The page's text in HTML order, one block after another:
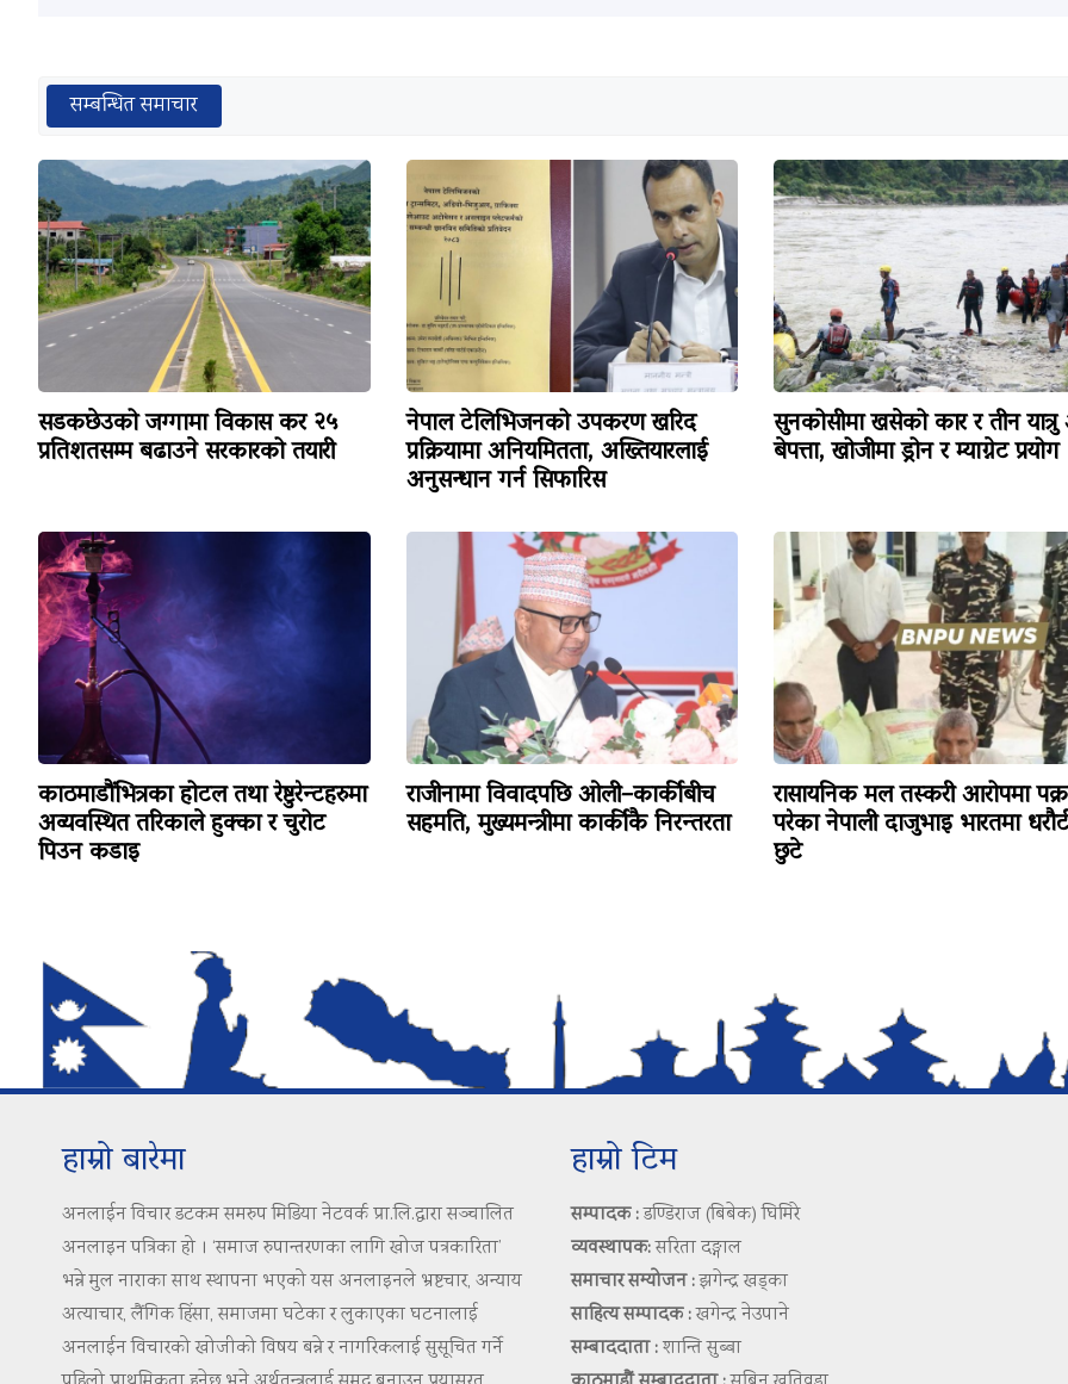
सम्बन्धित समाचार
सडकछेउको जग्गामा विकास कर २५
प्रतिशतसम्म बढाउने सरकारको तयारी
नेपाल टेलिभिजनको उपकरण खरिद
प्रक्रियामा अनियमितता, अख्तियारलाई
अनुसन्धान गर्न सिफारिस
सुनकोसीमा खसेको कार र तीन
बेपत्ता, खोजीमा ड्रोन र म्याग्नेट प्रयोग
काठमाडौंभित्रका होटल तथा रेष्टुरेन्टहरुमा
अव्यवस्थित तरिकाले हुक्का र चुरोट
पिउन कडाइ
राजीनामा विवादपछि ओली–कार्कीबीच
सहमति, मुख्यमन्त्रीमा कार्कीकै निरन्तरता
रासायनिक मल तस्करी आरोपमा
परेका नेपाली दाजुभाइ भारतमा
छुटे
हाम्रो बारेमा
अनलाईन विचार डटकम समरुप मिडिया नेटवर्क प्रा.लि.द्वारा सञ्चालित
अनलाइन पत्रिका हो । ‘समाज रुपान्तरणका लागि खोज पत्रकारिता’
भन्ने मुल नाराका साथ स्थापना भएको यस अनलाइनले भ्रष्टचार, अन्याय
अत्याचार, लैंगिक हिंसा, समाजमा घटेका र लुकाएका घटनालाई
अनलाईन विचारको खोजीको विषय बन्ने र नागरिकलाई सुसूचित गर्ने
हाम्रो टिम
सम्पादक :डण्डिराज (बिबेक) घिमिरे
व्यवस्थापक:सरिता दङ्गाल
समाचार सम्योजन :झगेन्द्र खड्का
साहित्य सम्पादक :खगेन्द्र नेउपाने
सम्बाददाता :शान्ति सुब्बा